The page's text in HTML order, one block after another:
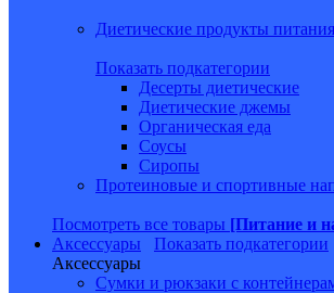
Диетические продукты питания
Показать подкатегории
Десерты диетические
Диетические джемы
Органическая еда
Соусы
Сиропы
Протеиновые и спортивные
Посмотреть все товары [Питание и
Аксессуары
Показать подкатегории
Аксессуары
Сумки и рюкзаки с